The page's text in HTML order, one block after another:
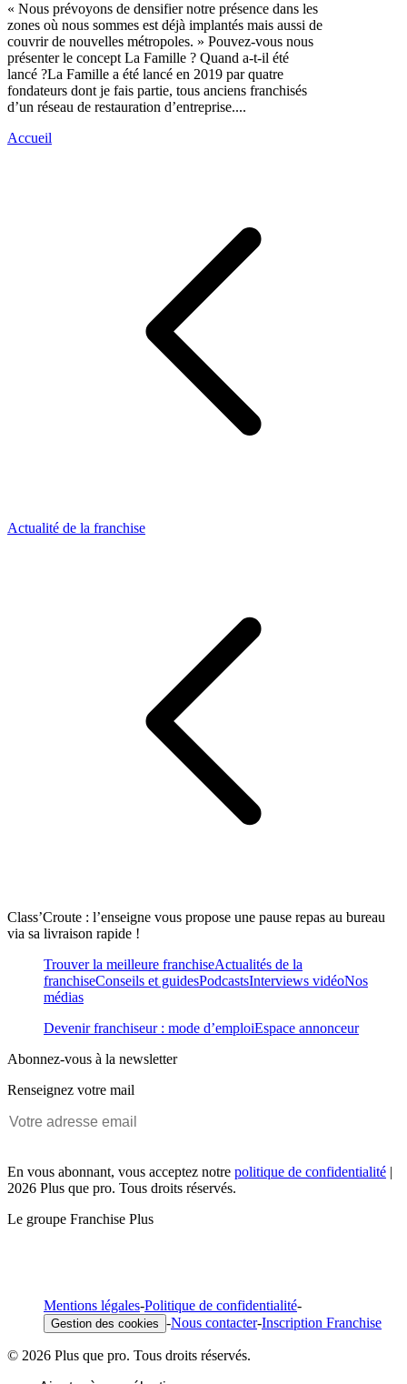
« Nous prévoyons de densifier notre présence dans les
zones où nous sommes est déjà implantés mais aussi de
couvrir de nouvelles métropoles. » Pouvez-vous nous
présenter le concept La Famille ? Quand a-t-il été
lancé ?La Famille a été lancé en 2019 par quatre
fondateurs dont je fais partie, tous anciens franchisés
d’un réseau de restauration d’entreprise....
Accueil
Actualité de la franchise
Class’Croute : l’enseigne vous propose une pause repas au bureau
via sa livraison rapide !
Trouver la meilleure franchiseActualités de la
franchiseConseils et guidesPodcastsInterviews vidéoNos
médias
Devenir franchiseur : mode d’emploiEspace annonceur
Abonnez-vous à la newsletter
Renseignez votre mail
En vous abonnant, vous acceptez notre politique de confidentialité |
2026 Plus que pro. Tous droits réservés.
Le groupe Franchise Plus
Mentions légales-Politique de confidentialité-
Gestion des cookies -Nous contacter-Inscription Franchise
© 2026 Plus que pro. Tous droits réservés.